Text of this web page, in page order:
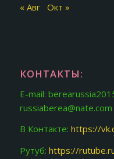
« Авг Окт »
КОНТАКТЫ:
E-mail:
russiaberea@nate.com
В Контакте: https://
Рутуб: https://